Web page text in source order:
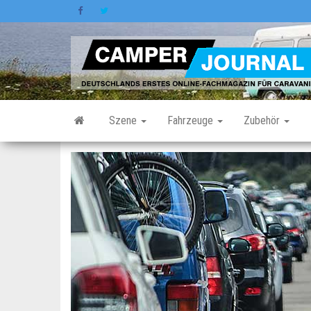
Inhalt
Szene Fahrzeuge Zubehör